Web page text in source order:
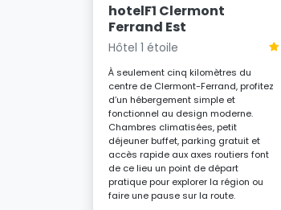
hotelF1 Clermont
Ferrand Est
Hôtel 1 étoile
À seulement cinq kilomètres du
centre de Clermont-Ferrand, profitez
d’un hébergement simple et
fonctionnel au design moderne.
Chambres climatisées, petit
déjeuner buffet, parking gratuit et
accès rapide aux axes routiers font
de ce lieu un point de départ
pratique pour explorer la région ou
faire une pause sur la route.